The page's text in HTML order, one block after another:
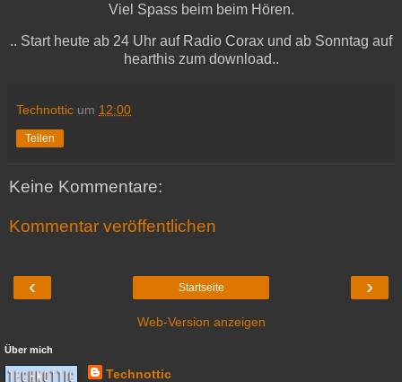
Viel Spass beim beim Hören.
.. Start heute ab 24 Uhr auf Radio Corax und ab Sonntag auf
hearthis zum download..
Technottic um 12:00
Teilen
Keine Kommentare:
Kommentar veröffentlichen
‹ ›
Startseite
Web-Version anzeigen
Über mich
Technottic